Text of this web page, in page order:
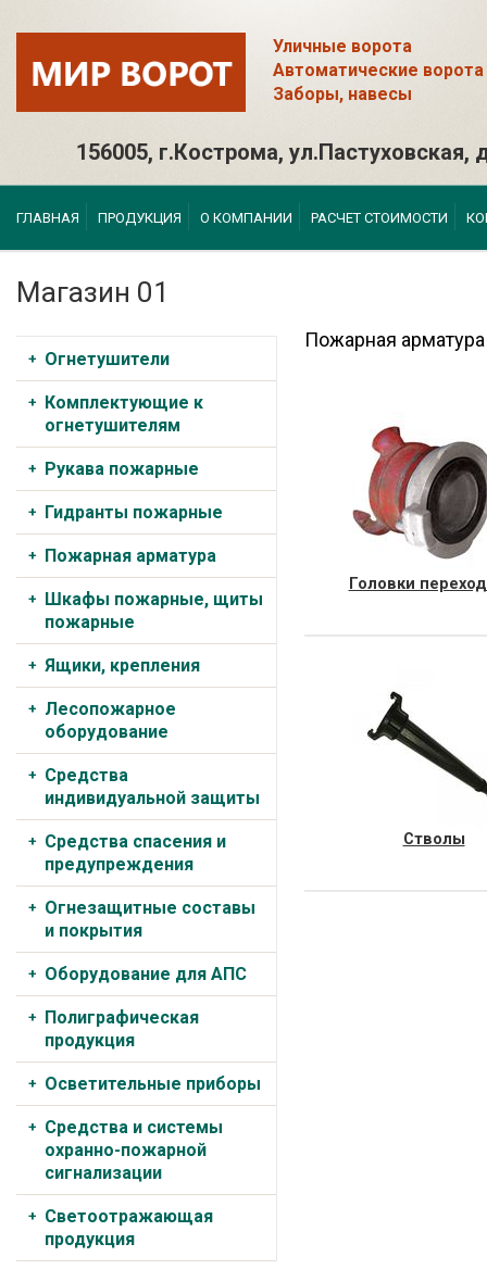
156005, г.Кострома, ул.Пастуховская,
Уличные ворота
Автоматические ворота
Заборы, навесы
ГЛАВНАЯ ПРОДУКЦИЯ О КОМПАНИИ РАСЧЕТ СТОИМОСТИ
Пожарная арматура
Головки
Стволы
Магазин 01
Огнетушители
Комплектующие к
огнетушителям
Рукава пожарные
Гидранты пожарные
Пожарная арматура
Шкафы пожарные, щиты
пожарные
Ящики, крепления
Лесопожарное
оборудование
Средства
индивидуальной защиты
Средства спасения и
предупреждения
Огнезащитные составы
и покрытия
Оборудование для АПС
Полиграфическая
продукция
Осветительные приборы
Средства и системы
охранно-пожарной
сигнализации
Светоотражающая
продукция